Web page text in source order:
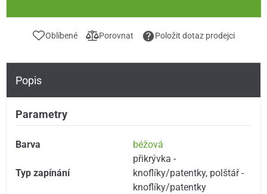
Oblíbené Porovnat Položit dotaz prodejci
Popis
Parametry
Barva béžová
Typ zapínání
přikrývka -
knoflíky/patentky, polštář -
knoflíky/patentky